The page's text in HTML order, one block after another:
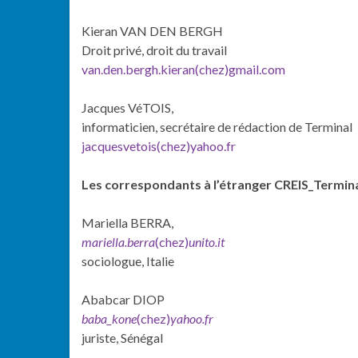
Kieran VAN DEN BERGH
Droit privé, droit du travail
van.den.bergh.kieran(chez)gmail.com
Jacques VéTOIS,
informaticien, secrétaire de rédaction de Terminal
jacquesvetois(chez)yahoo.fr
Les correspondants à l’étranger
Mariella BERRA,
mariella.berra(chez)unito.it
sociologue, Italie
Ababcar DIOP
baba_kone(chez)yahoo.fr
juriste, Sénégal